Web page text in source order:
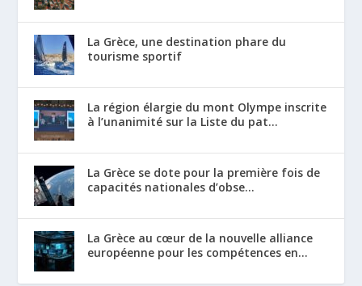
La Grèce, une destination phare du
tourisme sportif
La région élargie du mont Olympe inscrite
à l’unanimité sur la Liste du pat...
La Grèce se dote pour la première fois de
capacités nationales d’obse...
La Grèce au cœur de la nouvelle alliance
européenne pour les compétences en...